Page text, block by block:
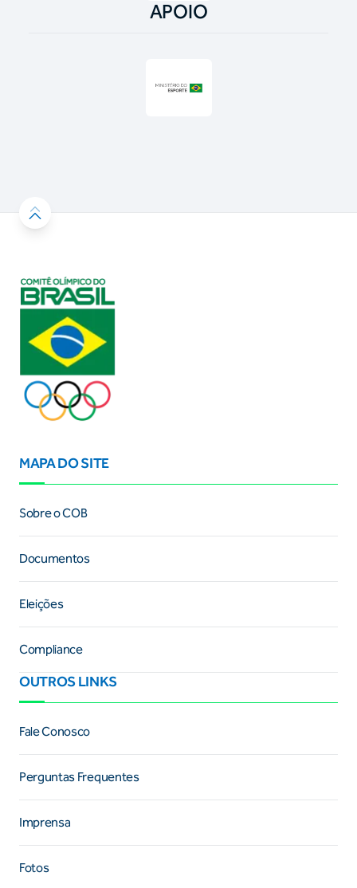
APOIO
MAPA DO SITE
Sobre o COB
Documentos
Eleições
Compliance
OUTROS LINKS
Fale Conosco
Perguntas Frequentes
Imprensa
Fotos